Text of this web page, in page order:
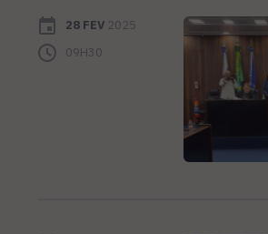
28 FEV 2025
09H30